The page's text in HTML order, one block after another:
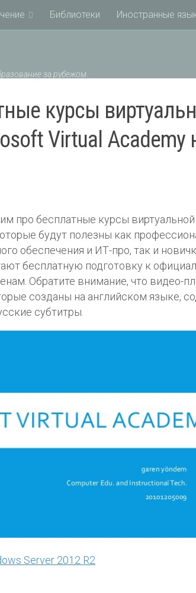
Библиотеки Иностранные
за рубежом.
курсы
Virtual Academy
про бесплатные курсы виртуальной
будут полезны как
обеспечения и ИТ-про, так и
бесплатную подготовку к
Обратите внимание, что видео-
созданы на английском языке,
субтитры.
Server 2012 R2